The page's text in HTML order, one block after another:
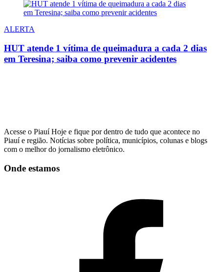
ALERTA
HUT atende 1 vítima de queimadura a cada 2 dias
em Teresina; saiba como prevenir acidentes
Acesse o Piauí Hoje e fique por dentro de tudo que acontece no
Piauí e região. Notícias sobre política, municípios, colunas e blogs
com o melhor do jornalismo eletrônico.
Onde estamos